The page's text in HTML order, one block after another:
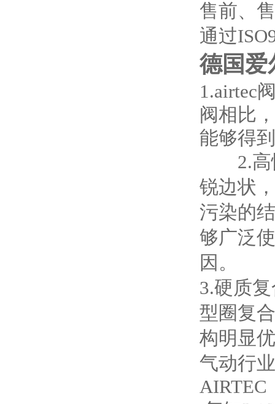
售前、
通过
德国爱
1.airtec
阀相比
能够得
2.高性
锐边状
污染的
够广泛
因。
3.硬质
型圈复
构明显
气动行
AIRTEC